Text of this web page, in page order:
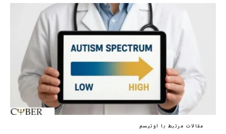
مقالات مرتبط با اوتیسم